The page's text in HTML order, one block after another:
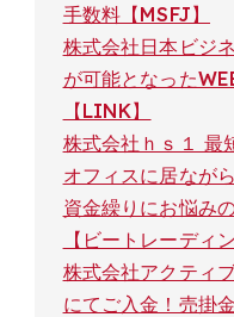
手数料【MSFJ】
株式会社日本ビジ
が可能となった
【LINK】
株式会社ｈｓ１ 最
オフィスに居なが
資金繰りにお悩み
【ビートレーディン
株式会社アクティ
にてご入金！売掛